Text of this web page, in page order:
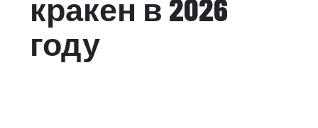
кракен в 2026
году